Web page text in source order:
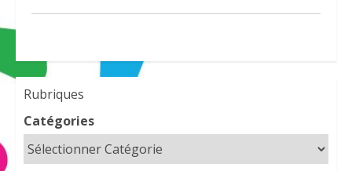
Catégories